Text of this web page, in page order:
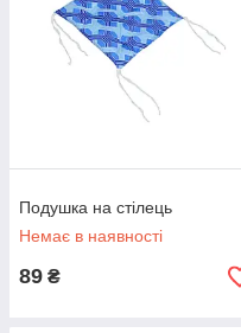
для кухонних куточків.
Подушка на стілець
Немає в наявності
89 ₴